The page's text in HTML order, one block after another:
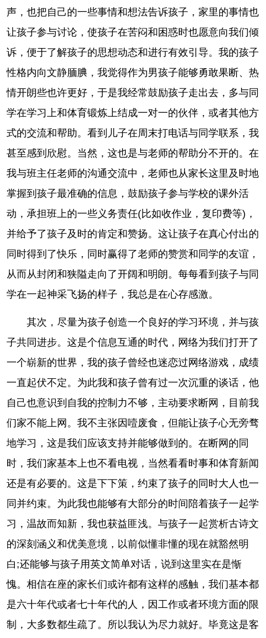
声，也把自己的一些事情和想法告诉孩子，家里的事情也
让孩子参与讨论，使孩子在苦闷和困惑时也愿意向我们倾
诉，便于了解孩子的思想动态和进行有效引导。我的孩子
性格内向文静腼腆，我觉得作为男孩子能够勇敢果断、热
情开朗些也许更好，于是我经常鼓励孩子走出去，多与同
学在学习上和体育锻炼上结成一对一的伙伴，或者其他方
式的交流和帮助。看到儿子在周末打电话与同学联系，我
甚至感到欣慰。当然，这也是与老师的帮助分不开的。在
我与班主任老师的沟通交流中，老师也从家长这里及时地
掌握到孩子最准确的信息，鼓励孩子参与学校的课外活
动，承担班上的一些义务责任(比如收作业，复印费等)，
并给予了孩子及时的肯定和赞扬。这让孩子在真心付出的
同时得到了快乐，同时赢得了老师的赞赏和同学的友谊，
从而从封闭和狭隘走向了开阔和明朗。每每看到孩子与同
学在一起神采飞扬的样子，我总是在心存感激。
其次，尽量为孩子创造一个良好的学习环境，并与孩
子共同进步。这是个信息互通的时代，网络为我们打开了
一个崭新的世界，我的孩子曾经也迷恋过网络游戏，成绩
一直起伏不定。为此我和孩子曾有过一次沉重的谈话，他
自己也意识到自我的控制力不够，主动要求断网，目前我
们家不能上网。我不主张因噎废食，但能让孩子心无旁骛
地学习，这是我们应该支持并能够做到的。在断网的同
时，我们家基本上也不看电视，当然看看时事和体育新闻
还是有必要的。这是下下策，约束了孩子的同时大人也一
同并约束。为此我也能够有大部分的时间陪着孩子一起学
习，温故而知新，我也获益匪浅。与孩子一起赏析古诗文
的深刻涵义和优美意境，以前似懂非懂的现在就豁然明
白;还能够与孩子用英文简单对话，说到这里实在是惭
愧。相信在座的家长们或许都有这样的感触，我们基本都
是六十年代或者七十年代的人，因工作或者环境方面的限
制，大多数都生疏了。所以我认为尽力就好。毕竟这是客